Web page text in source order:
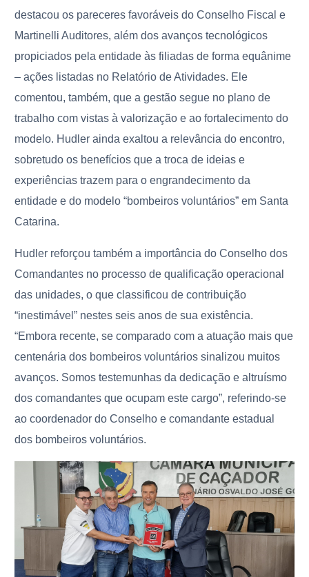
destacou os pareceres favoráveis do Conselho Fiscal e
Martinelli Auditores, além dos avanços tecnológicos
propiciados pela entidade às filiadas de forma equânime
– ações listadas no Relatório de Atividades. Ele
comentou, também, que a gestão segue no plano de
trabalho com vistas à valorização e ao fortalecimento do
modelo. Hudler ainda exaltou a relevância do encontro,
sobretudo os benefícios que a troca de ideias e
experiências trazem para o engrandecimento da
entidade e do modelo “bombeiros voluntários” em Santa
Catarina.
Hudler reforçou também a importância do Conselho dos
Comandantes no processo de qualificação operacional
das unidades, o que classificou de contribuição
“inestimável” nestes seis anos de sua existência.
“Embora recente, se comparado com a atuação mais que
centenária dos bombeiros voluntários sinalizou muitos
avanços. Somos testemunhas da dedicação e altruísmo
dos comandantes que ocupam este cargo”, referindo-se
ao coordenador do Conselho e comandante estadual
dos bombeiros voluntários.